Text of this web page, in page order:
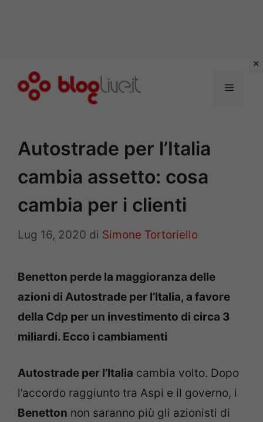
Menu
Autostrade per l’Italia
cambia assetto: cosa
cambia per i clienti
Lug 16, 2020 di Simone Tortoriello
Benetton perde la maggioranza delle
azioni di Autostrade per l’Italia, a favore
della Cdp per un investimento di circa 3
miliardi. Ecco i cambiamenti
Autostrade per l’Italia cambia volto. Dopo
l’accordo raggiunto tra Aspi e il governo, i
Benetton non saranno più gli azionisti di